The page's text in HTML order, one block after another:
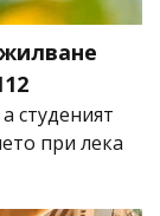
студеният
при лека